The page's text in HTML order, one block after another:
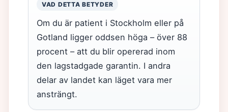
VAD DETTA BETYDER
Om du är patient i Stockholm eller på
Gotland ligger oddsen höga – över 88
procent – att du blir opererad inom
den lagstadgade garantin. I andra
delar av landet kan läget vara mer
ansträngt.